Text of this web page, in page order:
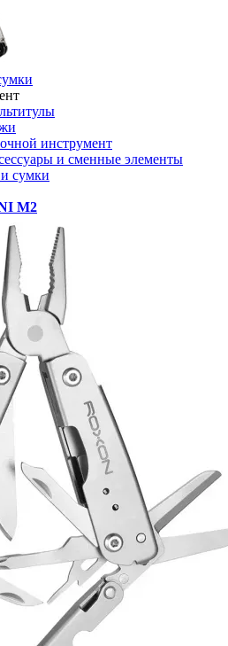
инструмент
и сменные элементы
сумки
M2